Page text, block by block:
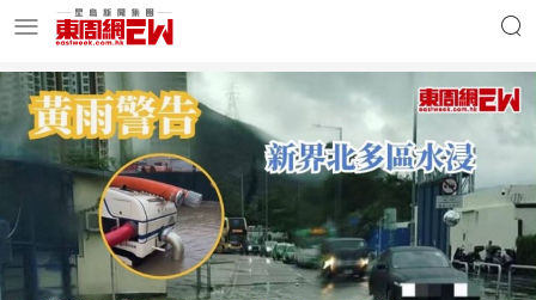
明星名人 時事財經
東周Ladies 優享生活